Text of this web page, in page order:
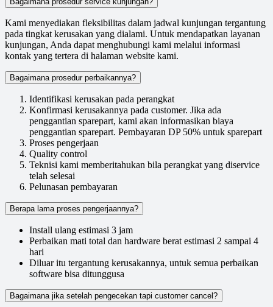
Kami menyediakan fleksibilitas dalam jadwal kunjungan tergantung
pada tingkat kerusakan yang dialami. Untuk mendapatkan layanan
kunjungan, Anda dapat menghubungi kami melalui informasi
kontak yang tertera di halaman website kami.
Bagaimana prosedur perbaikannya?
Identifikasi kerusakan pada perangkat
Konfirmasi kerusakannya pada customer. Jika ada
penggantian sparepart, kami akan informasikan biaya
penggantian sparepart. Pembayaran DP 50% untuk sparepart
Proses pengerjaan
Quality control
Teknisi kami memberitahukan bila perangkat yang diservice
telah selesai
Pelunasan pembayaran
Berapa lama proses pengerjaannya?
Install ulang estimasi 3 jam
Perbaikan mati total dan hardware berat estimasi 2 sampai 4
hari
Diluar itu tergantung kerusakannya, untuk semua perbaikan
software bisa ditunggusa
Bagaimana jika setelah pengecekan tapi customer cancel?